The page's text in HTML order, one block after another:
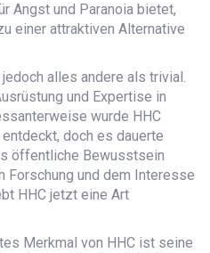
Angst und Paranoia bietet,
einer attraktiven Alternative
alles andere als trivial.
und Expertise in
wurde HHC
doch es dauerte
öffentliche Bewusstsein
Forschung und dem Interesse
HHC jetzt eine Art
Merkmal von HHC ist seine